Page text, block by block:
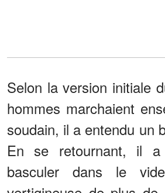
Selon la version initiale
hommes marchaient
soudain, il a entendu un
En se retournant, il
basculer dans le